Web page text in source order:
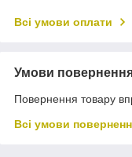
Всі умови оплати
Умови
Повернення товару
Всі умови